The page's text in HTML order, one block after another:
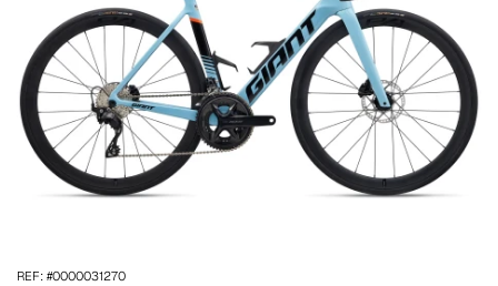
REF: #0000031270